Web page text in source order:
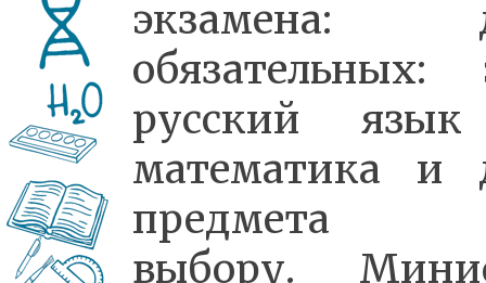
экзамена:
обязательных:
русский
математика и
предмета
выбору.